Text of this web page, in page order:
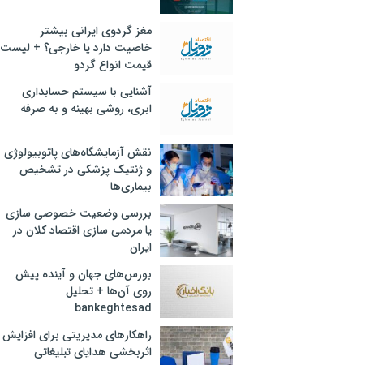
مغز گردوی ایرانی بیشتر
خاصیت دارد یا خارجی؟ + لیست
قیمت انواع گردو
آشنایی با سیستم حسابداری
ابری، روشی بهینه و به صرفه
نقش آزمایشگاه‌های پاتوبیولوژی
و ژنتیک پزشکی در تشخیص
بیماری‌ها
بررسی وضعیت خصوصی سازی
یا مردمی سازی اقتصاد کلان در
ایران
بورس‌های جهان و آینده پیش
روی آن‌ها + تحلیل
bankeghtesad
راهکارهای مدیریتی برای افزایش
اثربخشی هدایای تبلیغاتی